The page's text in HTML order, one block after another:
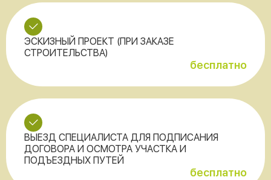
ЭСКИЗНЫЙ ПРОЕКТ (ПРИ ЗАКАЗЕ
СТРОИТЕЛЬСТВА)
бесплатно
ВЫЕЗД СПЕЦИАЛИСТА ДЛЯ ПОДПИСАНИЯ
ДОГОВОРА И ОСМОТРА УЧАСТКА И
ПОДЪЕЗДНЫХ ПУТЕЙ
бесплатно